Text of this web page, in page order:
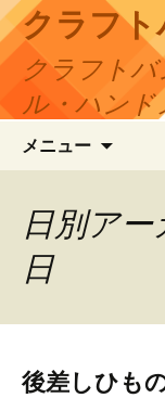
コ
ン
テ
ツ
ス
クラフ
クラフト
ル・ハン
メニュー
日別アー
日
後差しひも